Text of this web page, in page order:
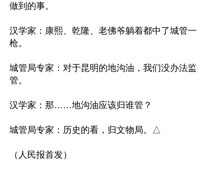
做到的事。
汉学家：康熙、乾隆、老佛爷躺着都中了城管一
枪。
城管局专家：对于昆明的地沟油，我们没办法监
管。
汉学家：那……地沟油应该归谁管？
城管局专家：历史的看，归文物局。△